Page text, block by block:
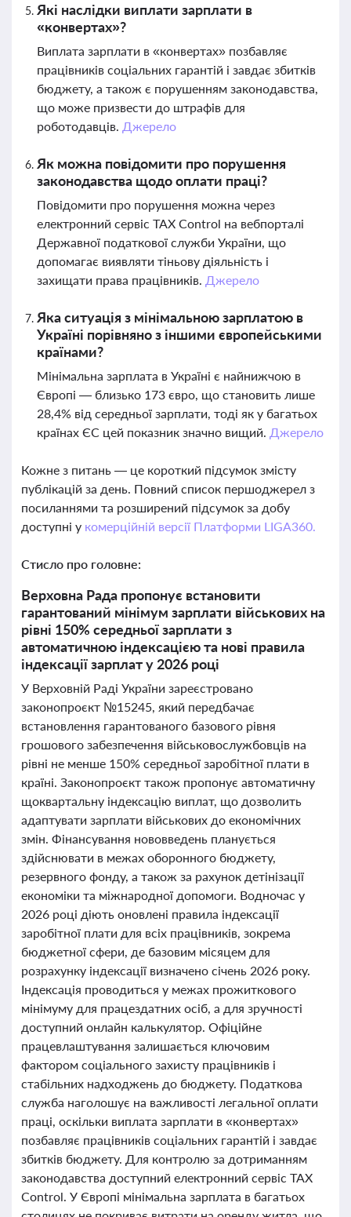
Які наслідки виплати зарплати в
«конвертах»?
Виплата зарплати в «конвертах» позбавляє
працівників соціальних гарантій і завдає збитків
бюджету, а також є порушенням законодавства,
що може призвести до штрафів для
роботодавців. Джерело
Як можна повідомити про порушення
законодавства щодо оплати праці?
Повідомити про порушення можна через
електронний сервіс TAX Control на вебпорталі
Державної податкової служби України, що
допомагає виявляти тіньову діяльність і
захищати права працівників. Джерело
Яка ситуація з мінімальною зарплатою в
Україні порівняно з іншими європейськими
країнами?
Мінімальна зарплата в Україні є найнижчою в
Європі — близько 173 євро, що становить лише
28,4% від середньої зарплати, тоді як у багатьох
країнах ЄС цей показник значно вищий. Джерело
Кожне з питань — це короткий підсумок змісту
публікацій за день. Повний список першоджерел з
посиланнями та розширений підсумок за добу
доступні у комерційній версії Платформи LIGA360.
Стисло про головне:
Верховна Рада пропонує встановити
гарантований мінімум зарплати військових на
рівні 150% середньої зарплати з
автоматичною індексацією та нові правила
індексації зарплат у 2026 році
У Верховній Раді України зареєстровано
законопроєкт №15245, який передбачає
встановлення гарантованого базового рівня
грошового забезпечення військовослужбовців на
рівні не менше 150% середньої заробітної плати в
країні. Законопроєкт також пропонує автоматичну
щоквартальну індексацію виплат, що дозволить
адаптувати зарплати військових до економічних
змін. Фінансування нововведень планується
здійснювати в межах оборонного бюджету,
резервного фонду, а також за рахунок детінізації
економіки та міжнародної допомоги. Водночас у
2026 році діють оновлені правила індексації
заробітної плати для всіх працівників, зокрема
бюджетної сфери, де базовим місяцем для
розрахунку індексації визначено січень 2026 року.
Індексація проводиться у межах прожиткового
мінімуму для працездатних осіб, а для зручності
доступний онлайн калькулятор. Офіційне
працевлаштування залишається ключовим
фактором соціального захисту працівників і
стабільних надходжень до бюджету. Податкова
служба наголошує на важливості легальної оплати
праці, оскільки виплата зарплати в «конвертах»
позбавляє працівників соціальних гарантій і завдає
збитків бюджету. Для контролю за дотриманням
законодавства доступний електронний сервіс TAX
Control. У Європі мінімальна зарплата в багатьох